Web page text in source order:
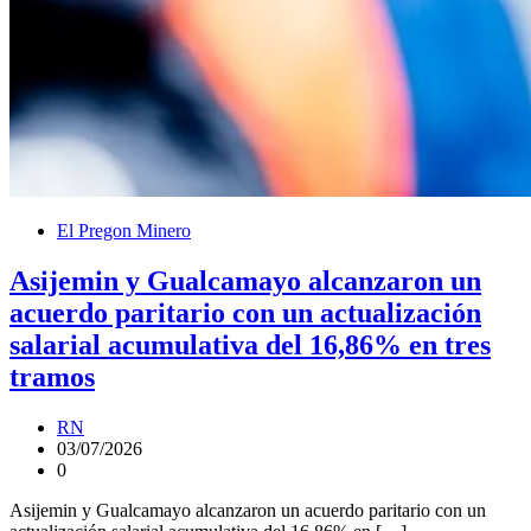
El Pregon Minero
Asijemin y Gualcamayo alcanzaron un
acuerdo paritario con un actualización
salarial acumulativa del 16,86% en tres
tramos
RN
03/07/2026
0
Asijemin y Gualcamayo alcanzaron un acuerdo paritario con un